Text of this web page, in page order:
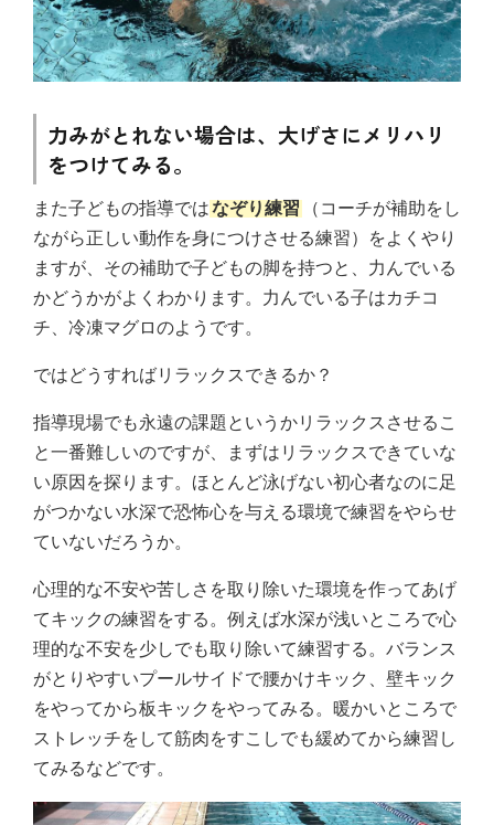
力みがとれない場合は、大げさにメリハリ
をつけてみる。
また子どもの指導ではなぞり練習
（コーチが補助をし
ながら正しい動作を身につけさせる練習）をよくやり
ますが、その補助で子どもの脚を持つと、力んでいる
かどうかがよくわかります。力んでいる子はカチコ
チ、冷凍マグロのようです。
ではどうすればリラックスできるか？
指導現場でも永遠の課題というかリラックスさせるこ
と一番難しいのですが、まずはリラックスできていな
い原因を探ります。ほとんど泳げない初心者なのに足
がつかない水深で恐怖心を与える環境で練習をやらせ
ていないだろうか。
心理的な不安や苦しさを取り除いた環境を作ってあげ
てキックの練習をする。例えば水深が浅いところで心
理的な不安を少しでも取り除いて練習する。バランス
がとりやすいプールサイドで腰かけキック、壁キック
をやってから板キックをやってみる。暖かいところで
ストレッチをして筋肉をすこしでも緩めてから練習し
てみるなどです。